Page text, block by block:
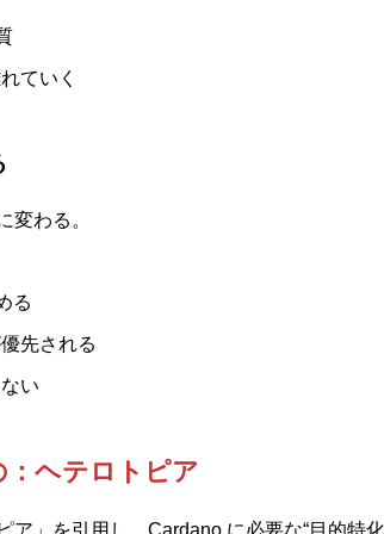
ていく
変わる。
る
先される
い
：ヘテロトピア